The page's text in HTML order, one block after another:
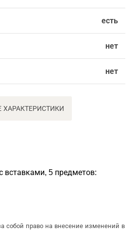
есть
нет
нет
ХАРАКТЕРИСТИКИ
вставками, 5 предметов:
собой право на внесение изменений в